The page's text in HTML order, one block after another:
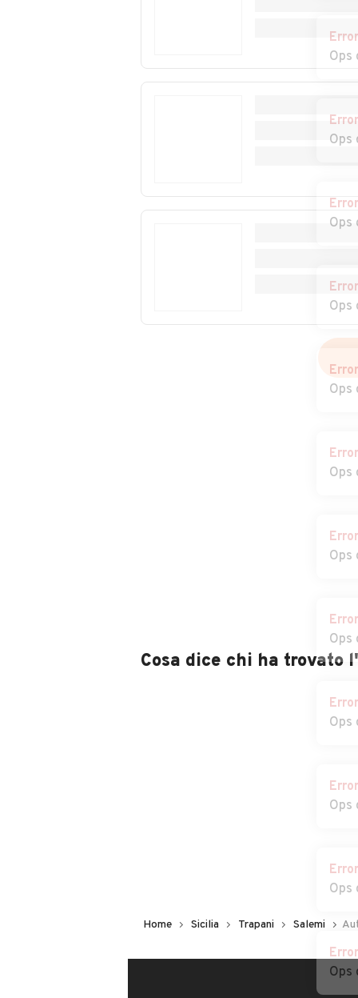
Error
Ops
Error
Ops
Error
Ops
Error
Ops
Error
Ops
Error
Ops
Error
Ops
Error
Ops
Error
Ops
Error
Ops
Error
Ops
Error
Ops